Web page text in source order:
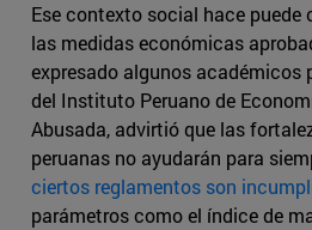
Ese contexto social hace puede
las medidas económicas
expresado algunos académicos
del Instituto Peruano de
Abusada, advirtió que las
peruanas no ayudarán para
ciertos reglamentos son
parámetros como el índice de